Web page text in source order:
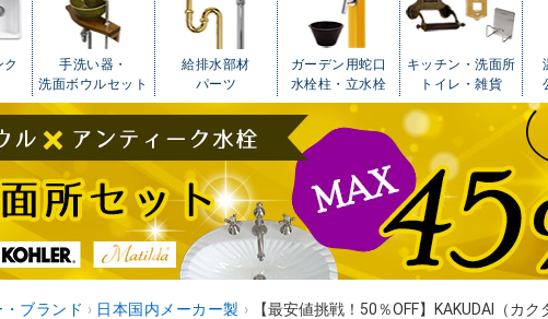
手洗い器・
洗面ボウルセット
給排水部材
パーツ
ガーデン用蛇口
水栓柱・立水栓
キッチン・洗面所
トイレ・雑貨
ブランド › 日本国内メーカー製 ›
【最安値挑戦！50％OFF】KAKUDAI（カ